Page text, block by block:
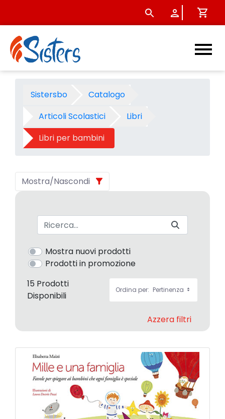
Libri per bambini -
Sistersbo
Catalogo
Articoli Scolastici
Libri
Libri per bambini
Mostra/Nascondi
Barra di ricerca
Mostra nuovi prodotti
Prodotti in promozione
15 Prodotti
Disponibili
Ordina per: Pertinenza
Azzera filtri